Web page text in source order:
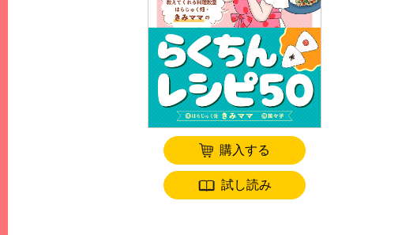
購入する
試し読み